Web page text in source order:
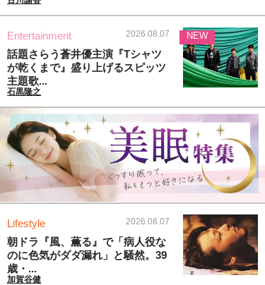
Entertainment 2026.08.07
話題さらう蒼井優主演『Tシャツ
が乾くまで』盛り上げるスピッツ
主題歌...
石黒隆之
NEW
Lifestyle 2026.08.07
朝ドラ『風、薫る』で「病人役な
のに色気がダダ漏れ」と騒然。39
歳・...
加賀谷健